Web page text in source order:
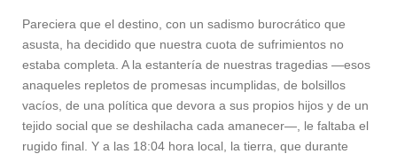
Pareciera que el destino, con un sadismo burocrático que
asusta, ha decidido que nuestra cuota de sufrimientos no
estaba completa. A la estantería de nuestras tragedias —esos
anaqueles repletos de promesas incumplidas, de bolsillos
vacíos, de una política que devora a sus propios hijos y de un
tejido social que se deshilacha cada amanecer—, le faltaba el
rugido final. Y a las 18:04 hora local, la tierra, que durante